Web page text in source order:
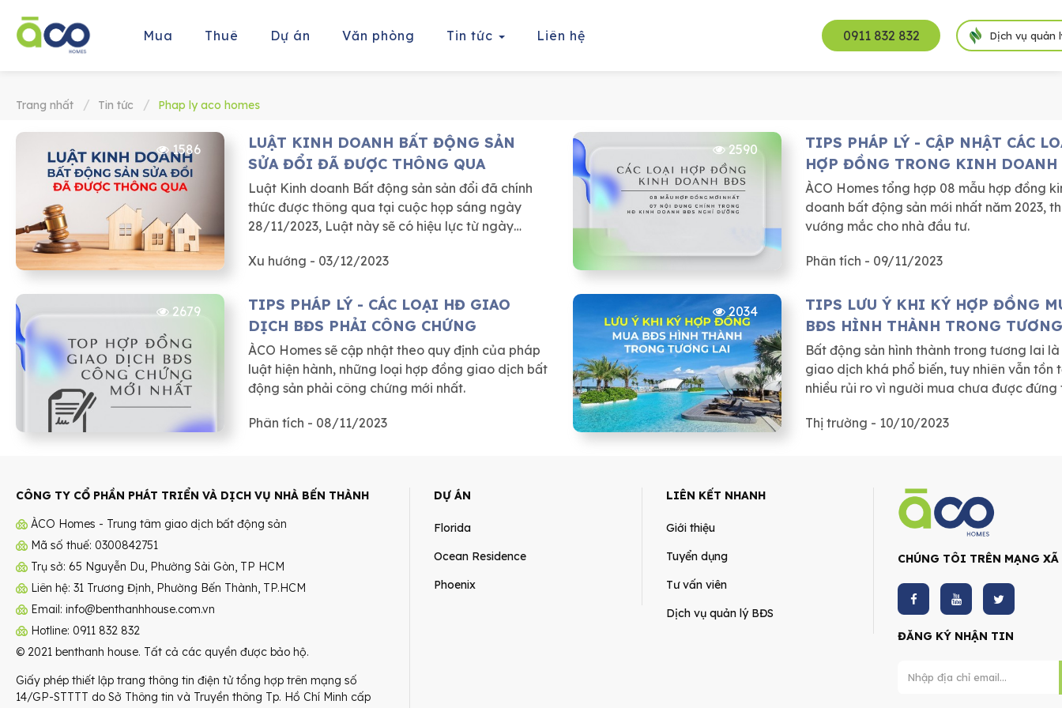
Mua Thuê Dự án Văn phòng Tin tức Liên hệ 0911 832 832 Dịch vụ quản
Trang nhất Tin tức Phap ly aco homes
1586
LUẬT KINH DOANH BẤT ĐỘNG SẢN
SỬA ĐỔI ĐÃ ĐƯỢC THÔNG QUA
Luật Kinh doanh Bất động sản sản đổi đã chính
thức được thông qua tại cuộc họp sáng ngày
28/11/2023, Luật này sẽ có hiệu lực từ ngày
Xu hướng - 03/12/2023
2590
TIPS PHÁP LÝ - CẬP NHẬT CÁC
HỢP ĐỒNG TRONG KINH DOANH
ĐỘNG SẢN
ÀCO Homes tổng hợp 08 mẫu hợp đồng
doanh bất động sản mới nhất năm 2023,
vướng mắc cho nhà đầu tư.
Phân tích - 09/11/2023
2679
TIPS PHÁP LÝ - CÁC LOẠI HĐ GIAO
DỊCH BĐS PHẢI CÔNG CHỨNG
ÀCO Homes sẽ cập nhật theo quy định của pháp
luật hiện hành, những loại hợp đồng giao dịch bất
động sản phải công chứng mới nhất.
Phân tích - 08/11/2023
2034
TIPS LƯU Ý KHI KÝ HỢP ĐỒNG
BĐS HÌNH THÀNH TRONG
Bất động sản hình thành trong tương lai
giao dịch khá phổ biến, tuy nhiên vẫn tồn
nhiều rủi ro vì người mua chưa được đứng
đầu tư.
Thị trường - 10/10/2023
CÔNG TY CỔ PHẦN PHÁT TRIỂN VÀ DỊCH VỤ NHÀ BẾN THÀNH
ÀCO Homes - Trung tâm giao dịch bất động sản
Mã số thuế: 0300842751
Trụ sở: 65 Nguyễn Du, Phường Sài Gòn, TP HCM
Liên hệ: 31 Trương Định, Phường Bến Thành, TP.HCM
Email: info@benthanhhouse.com.vn
Hotline: 0911 832 832
© 2021 benthanh house. Tất cả các quyền được bảo hộ.
Giấy phép thiết lập trang thông tin điện tử tổng hợp trên mạng số
14/GP-STTTT do Sở Thông tin và Truyền thông Tp. Hồ Chí Minh cấp
DỰ ÁN
Florida
Ocean Residence
Phoenix
LIÊN KẾT NHANH
Giới thiệu
Tuyển dụng
Tư vấn viên
Dịch vụ quản lý BĐS
CHÚNG TÔI TRÊN MẠNG
ĐĂNG KÝ NHẬN TIN